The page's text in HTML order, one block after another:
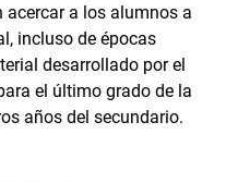
a los alumnos a
incluso de épocas
desarrollado por el
el último grado de la
años del secundario.